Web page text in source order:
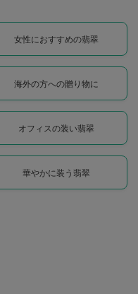
女性におすすめの翡翠
海外の方への贈り物に
オフィスの装い翡翠
華やかに装う翡翠